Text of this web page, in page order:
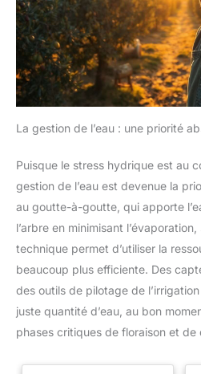
La gestion de l’eau : une priorité
Puisque le stress hydrique est au
gestion de l’eau est devenue la
au goutte-à-goutte, qui apporte
l’arbre en minimisant
technique permet d’utiliser la
beaucoup plus efficiente. Des
des outils de pilotage de
juste quantité d’eau, au bon
phases critiques de floraison et